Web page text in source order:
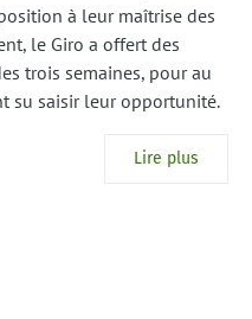
à leur maîtrise des
le Giro a offert des
trois semaines, pour au
su saisir leur opportunité.
Lire plus